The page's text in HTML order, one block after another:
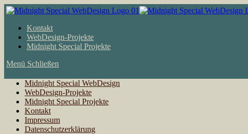
Zum
Inhalt
springenKontakt
WebDesign-Projekte
Midnight Special Projekte
Menü Schließen
Midnight Special WebDesign
WebDesign-Projekte
Midnight Special Projekte
Kontakt
Impressum
Datenschutzerklärung